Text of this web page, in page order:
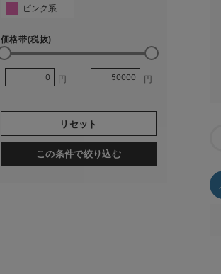
ピンク系
価格帯(税抜)
円 円
リセット
この条件で絞り込む